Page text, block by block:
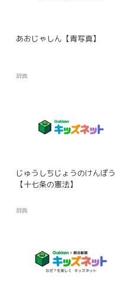
あおじゃしん【青写真】
辞典
じゅうしちじょうのけんぽう
【十七条の憲法】
辞典